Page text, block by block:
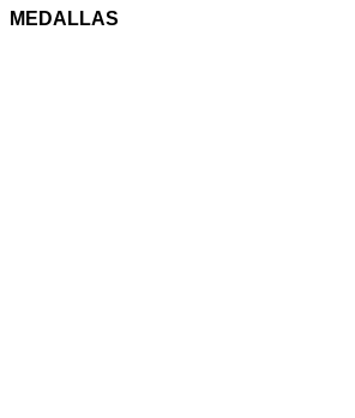
MEDALLAS